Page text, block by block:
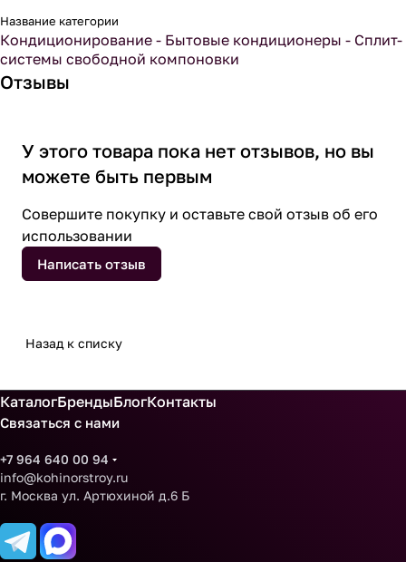
Название категории
Кондиционирование - Бытовые кондиционеры - Сплит-
системы свободной компоновки
Отзывы
У этого товара пока нет отзывов, но вы
можете быть первым
Совершите покупку и оставьте свой отзыв об его
использовании
Написать отзыв
Назад к списку
КаталогБрендыБлогКонтакты
Связаться с нами
+7 964 640 00 94
info@kohinorstroy.ru
г. Москва ул. Артюхиной д.6 Б